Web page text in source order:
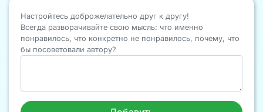
Настройтесь доброжелательно друг к другу!
Всегда разворачивайте свою мысль: что именно
понравилось, что конкретно не понравилось, почему, что
бы посоветовали автору?